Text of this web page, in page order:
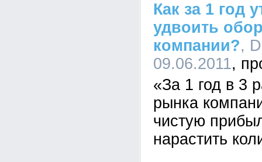
Как за 1 год
удвоить
компании?,
09.06.2011
«За 1 год в 3
рынка
чистую
нарастить